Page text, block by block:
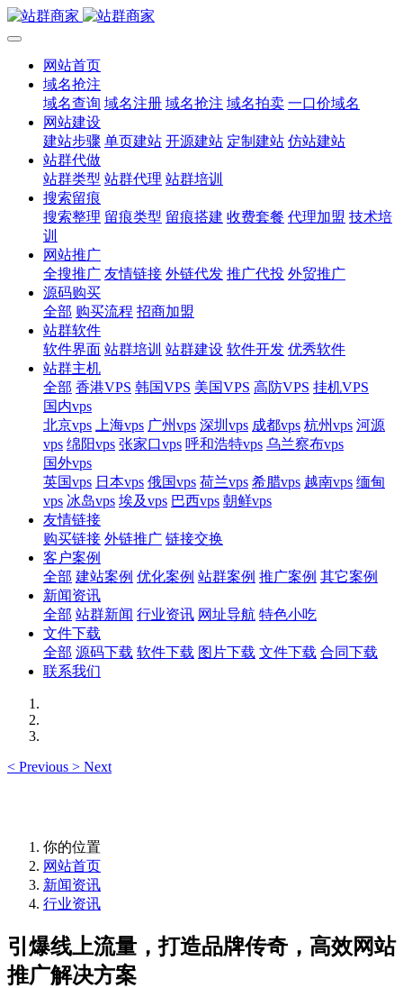
网站首页
域名抢注
域名查询 域名注册 域名抢注 域名拍卖 一口价域名
网站建设
建站步骤 单页建站 开源建站 定制建站 仿站建站
站群代做
站群类型 站群代理 站群培训
搜索留痕
搜索整理 留痕类型 留痕搭建 收费套餐 代理加盟 技术培
训
网站推广
全搜推广 友情链接 外链代发 推广代投 外贸推广
源码购买
全部 购买流程 招商加盟
站群软件
软件界面 站群培训 站群建设 软件开发 优秀软件
站群主机
全部 香港VPS 韩国VPS 美国VPS 高防VPS 挂机VPS
国内vps
北京vps
上海vps 广州vps 深圳vps 成都vps 杭州vps 河源
vps 绵阳vps 张家口vps 呼和浩特vps 乌兰察布vps
国外vps
英国vps 日本vps 俄国vps 荷兰vps 希腊vps 越南vps 缅甸
vps 冰岛vps 埃及vps 巴西vps 朝鲜vps
友情链接
购买链接 外链推广 链接交换
客户案例
全部 建站案例 优化案例 站群案例 推广案例 其它案例
新闻资讯
全部 站群新闻 行业资讯 网址导航 特色小吃
文件下载
全部 源码下载 软件下载 图片下载 文件下载 合同下载
联系我们
< Previous > Next
你的位置
网站首页
新闻资讯
行业资讯
引爆线上流量，打造品牌传奇，高效网站
推广解决方案